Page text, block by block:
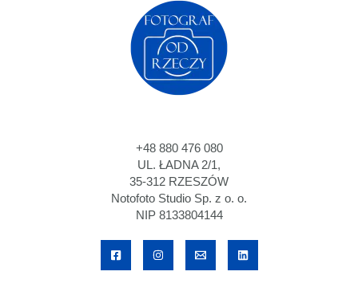
+48 880 476 080
UL. ŁADNA 2/1,
35-312 RZESZÓW
Notofoto Studio Sp. z o. o.
NIP 8133804144